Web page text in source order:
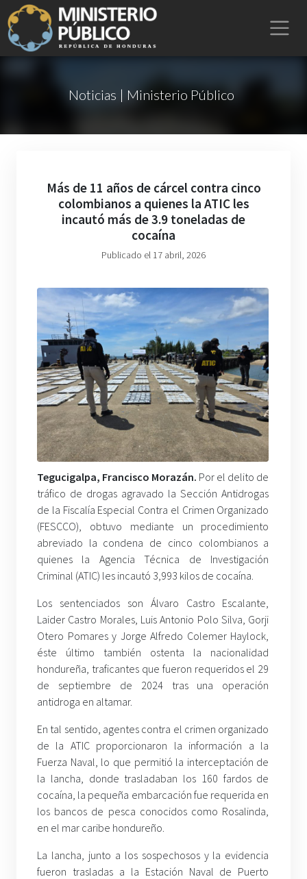
Noticias | Ministerio Público
Más de 11 años de cárcel contra cinco
colombianos a quienes la ATIC les
incautó más de 3.9 toneladas de
cocaína
Publicado el 17 abril, 2026
Tegucigalpa, Francisco Morazán. Por el delito de
tráfico de drogas agravado la Sección Antidrogas
de la Fiscalía Especial Contra el Crimen Organizado
(FESCCO), obtuvo mediante un procedimiento
abreviado la condena de cinco colombianos a
quienes la Agencia Técnica de Investigación
Criminal (ATIC) les incautó 3,993 kilos de cocaína.
Los sentenciados son Álvaro Castro Escalante,
Laider Castro Morales, Luis Antonio Polo Silva, Gorji
Otero Pomares y Jorge Alfredo Colemer Haylock,
éste último también ostenta la nacionalidad
hondureña, traficantes que fueron requeridos el 29
de septiembre de 2024 tras una operación
antidroga en altamar.
En tal sentido, agentes contra el crimen organizado
de la ATIC proporcionaron la información a la
Fuerza Naval, lo que permitió la interceptación de
la lancha, donde trasladaban los 160 fardos de
cocaína, la pequeña embarcación fue requerida en
los bancos de pesca conocidos como Rosalinda,
en el mar caribe hondureño.
La lancha, junto a los sospechosos y la evidencia
fueron trasladas a la Estación Naval de Puerto